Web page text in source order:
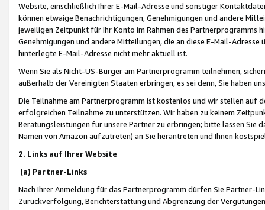
Website, einschließlich Ihrer E-Mail-Adresse und sonstiger
können etwaige Benachrichtigungen, Genehmigungen und andere
jeweiligen Zeitpunkt für Ihr Konto im Rahmen des Partnerprogramms
Genehmigungen und andere Mitteilungen, die an diese E-Mail-
hinterlegte E-Mail-Adresse nicht mehr aktuell ist.
Wenn Sie als Nicht-US-Bürger am Partnerprogramm teilnehmen,
außerhalb der Vereinigten Staaten erbringen, es sei denn, Sie haben
Die Teilnahme am Partnerprogramm ist kostenlos und wir stellen auf
erfolgreichen Teilnahme zu unterstützen. Wir haben zu keinem
Beratungsleistungen für unsere Partner zu erbringen; bitte lassen Sie
Namen von Amazon aufzutreten) an Sie herantreten und Ihnen
2. Links auf Ihrer Website
(a) Partner-Links
Nach Ihrer Anmeldung für das Partnerprogramm dürfen Sie Partner-
Zurückverfolgung, Berichterstattung und Abgrenzung der